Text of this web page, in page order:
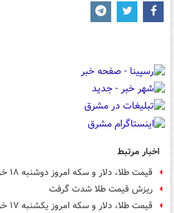
اخبار مرتبط
قیمت طلا، دلار و سکه امروز دوشنبه ۱۸ خرداد
ریزش قیمت طلا شدت گرفت
قیمت طلا، دلار و سکه امروز یکشنبه ۱۷ خرداد ۱۴۰۵